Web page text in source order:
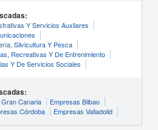
Y Servicios Auxliares
Silvicultura Y Pesca
Recreativas Y De Entrenimiento
Y De Servicios Sociales
Canaria
Empresas Bilbao
Córdoba Empresas Valladolid